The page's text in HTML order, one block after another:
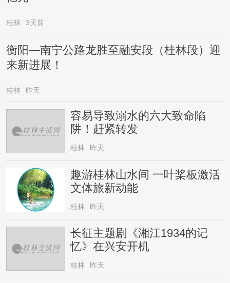
桂林 3天前
衡阳—南宁公路龙胜至融安段（桂林段）迎
来新进展！
桂林 昨天
容易导致溺水的六大致命陷
阱！赶紧转发
桂林 昨天
趣游桂林山水间 一叶桨板激活
文体旅新动能
桂林 昨天
长征主题剧《湘江1934的记
忆》在兴安开机
桂林 昨天